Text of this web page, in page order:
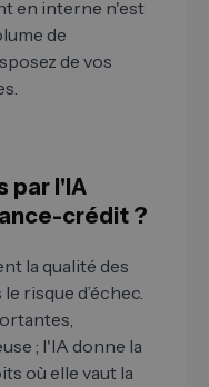
en interne n'est
de
de vos
par l'IA
crédit ?
la qualité des
risque d’échec.
; l'IA donne la
où elle vaut la